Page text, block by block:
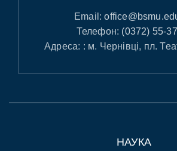
Email:
Телефон: (0372) 55-
Адреса: : м. Чернівці, пл.
НАУКА